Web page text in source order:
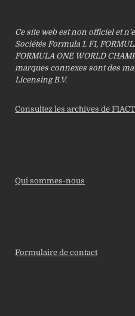
Ce site web est non officiel et
Sociétés Formula 1. F1,
FORMULA ONE WORLD
marques connexes sont des
Licensing B.V.
Consultez les archives de
Qui sommes-nous
Formulaire de contact